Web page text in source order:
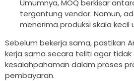
Umumnya, MOQ berkisar
tergantung vendor. Namun,
menerima produksi skala kecil
Sebelum bekerja sama, pastikan
kerja sama secara teliti agar tidak
kesalahpahaman dalam proses
pembayaran.